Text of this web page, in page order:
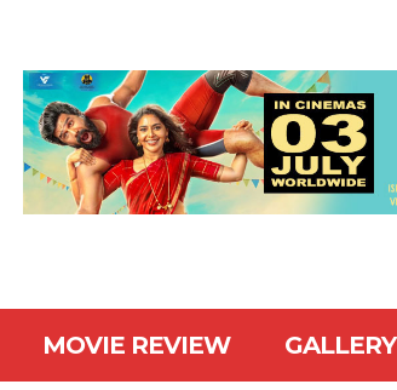
MOVIE REVIEW GALLERY